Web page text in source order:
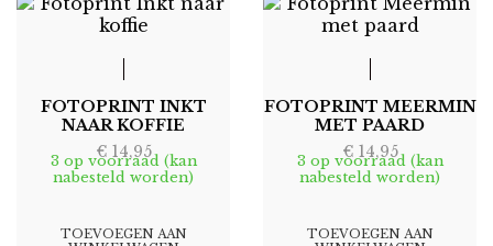
FOTOPRINT INKT
NAAR KOFFIE
€ 14,95
3 op voorraad (kan
nabesteld worden)
TOEVOEGEN AAN
FOTOPRINT MEERMIN
MET PAARD
€ 14,95
3 op voorraad (kan
nabesteld worden)
TOEVOEGEN AAN